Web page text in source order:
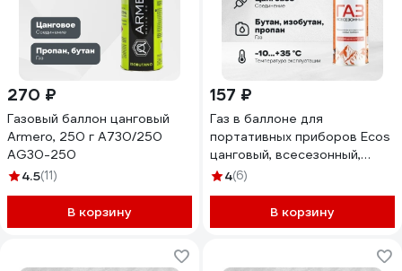
270 ₽
Газовый баллон цанговый
Armero, 250 г А730/250
AG30-250
4.5(11)
В корзину
157 ₽
Газ в баллоне для
портативных приборов Ecos
цанговый, всесезонный,
400мл 105732
4(6)
В корзину